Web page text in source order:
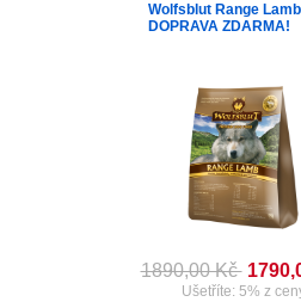
Wolfsblut Range
DOPRAVA ZDARMA!
1890,00 Kč
Ušetříte: 5% z